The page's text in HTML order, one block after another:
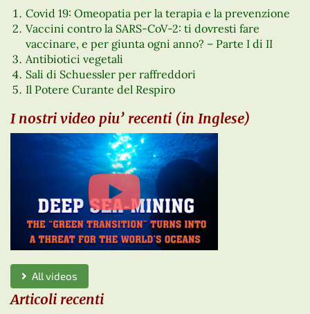
Covid 19: Omeopatia per la terapia e la prevenzione
Vaccini contro la SARS-CoV-2: ti dovresti fare
vaccinare, e per giunta ogni anno? – Parte I di II
Antibiotici vegetali
Sali di Schuessler per raffreddori
Il Potere Curante del Respiro
I nostri video piu’ recenti (in Inglese)
All videos
Articoli recenti